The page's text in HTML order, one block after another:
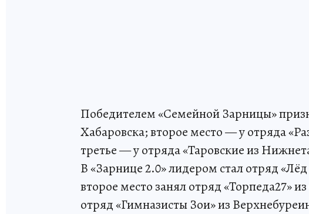
Победителем «Семейной Зарницы»
Хабаровска; второе место — у отряда
третье — у отряда «Таровские из
В «Зарнице 2.0» лидером стал отряд
второе место занял отряд «Торпеда27»
отряд «Гимназисты Зои» из